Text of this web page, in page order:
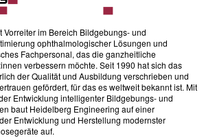
im Bereich Bildgebungs- und
ophthalmologischer Lösungen und
Fachpersonal, das die ganzheitliche
verbessern möchte. Seit 1990 hat sich das
der Qualität und Ausbildung verschrieben und
gefördert, für das es weltweit bekannt ist. Mit
Entwicklung intelligenter Bildgebungs- und
baut Heidelberg Engineering auf einer
Entwicklung und Herstellung modernster
auf.